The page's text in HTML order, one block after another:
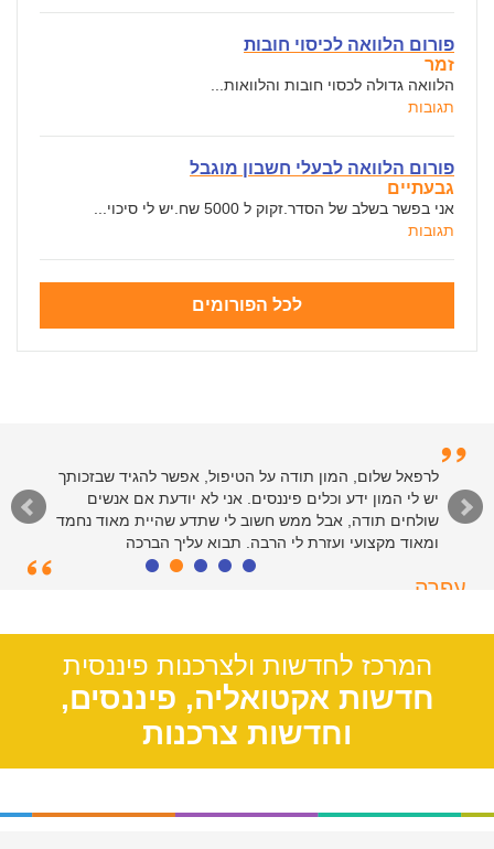
פורום הלוואה לכיסוי חובות
זמר
הלוואה גדולה לכסוי חובות והלוואות...
תגובות
פורום הלוואה לבעלי חשבון מוגבל
גבעתיים
אני בפשר בשלב של הסדר.זקוק ל 5000 שח.יש לי סיכוי...
תגובות
לכל הפורומים
לרפאל שלום, המון תודה על הטיפול, אפשר להגיד שבזכותך
יש לי המון ידע וכלים פיננסים. אני לא יודעת אם אנשים
שולחים תודה, אבל ממש חשוב לי שתדע שהיית מאוד נחמד
ומאוד מקצועי ועזרת לי הרבה. תבוא עליך הברכה
עפרה
המרכז לחדשות ולצרכנות פיננסית
חדשות אקטואליה, פיננסים,
וחדשות צרכנות